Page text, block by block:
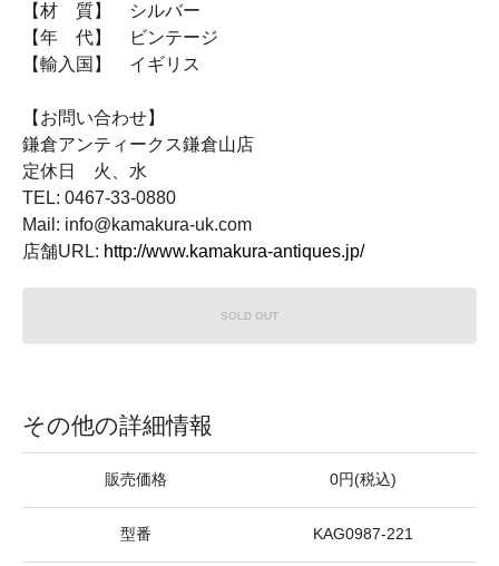
【材 質】 シルバー
【年 代】 ビンテージ
【輸入国】 イギリス
【お問い合わせ】
鎌倉アンティークス鎌倉山店
定休日 火、水
TEL: 0467-33-0880
Mail: info@kamakura-uk.com
店舗URL: http://www.kamakura-antiques.jp/
SOLD OUT
その他の詳細情報
販売価格 0円(税込)
型番 KAG0987-221